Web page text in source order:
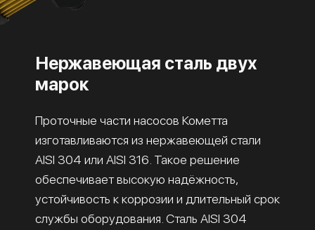
Нержавеющая сталь двух
марок
Проточные части насосов Кометта
изготавливаются из нержавеющей стали
AISI 304 или AISI 316. Такое решение
обеспечивает высокую надёжность,
устойчивость к коррозии и длительный срок
службы оборудования. Сталь AISI 304